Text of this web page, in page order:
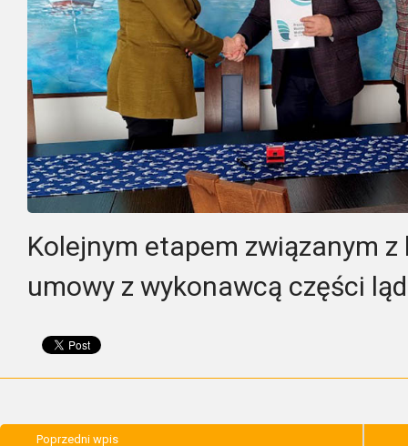
Kolejnym etapem związanym
umowy z wykonawcą części
Poprzedni wpis